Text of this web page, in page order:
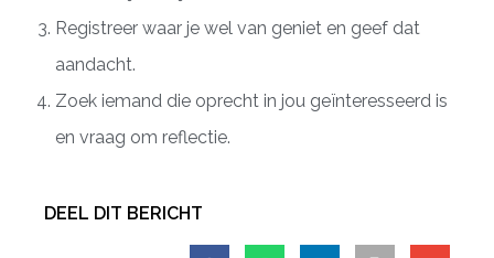
Registreer waar je wel van geniet en geef dat
aandacht.
Zoek iemand die oprecht in jou geïnteresseerd is
en vraag om reflectie.
DEEL DIT BERICHT